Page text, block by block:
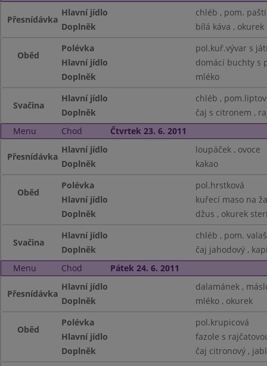
Přesnídávka
Hlavní jídlo
chléb , pom.
Doplněk
bílá káva , okurek
Oběd
Polévka
pol.kuř.vývar s
Hlavní jídlo
domácí buchty s
Doplněk
mléko
Svačina
Hlavní jídlo
chléb ,
Doplněk
čaj s citronem ,
Menu
Chod Čtvrtek 23. 6. 2011
Přesnídávka
Hlavní jídlo
loupáček , ovoce
Doplněk
kakao
Oběd
Polévka
pol.hrstková
Hlavní jídlo
kuřecí maso na
Doplněk
džus , okurek
Svačina
Hlavní jídlo
chléb , pom.
Doplněk
čaj jahodový ,
Menu
Chod Pátek 24. 6. 2011
Přesnídávka
Hlavní jídlo
dalamánek ,
Doplněk
mléko , okurek
Oběd
Polévka
pol.krupicová
Hlavní jídlo
fazole s
Doplněk
čaj citronový ,